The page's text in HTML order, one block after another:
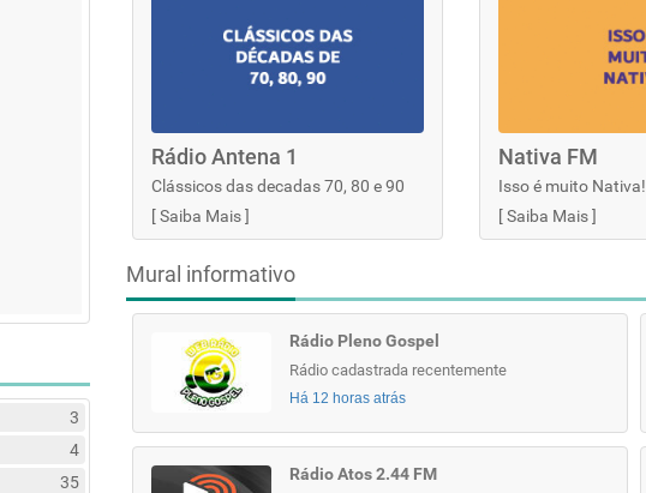
3
4
35
Rádio Antena 1
Clássicos das decadas 70, 80 e 90
[Saiba Mais]
Nativa FM
Isso é muito Nativa!
[Saiba Mais]
Mural informativo
Rádio Pleno Gospel
Rádio cadastrada recentemente
Há 12 horas atrás
Rádio Atos 2.44 FM